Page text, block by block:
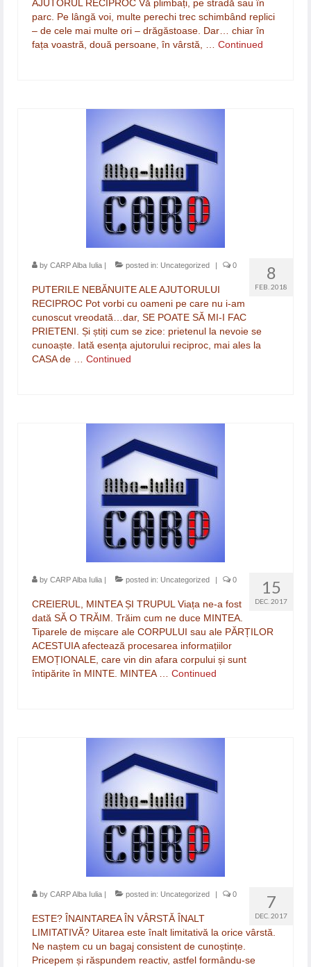
AJUTORUL RECIPROC Vă plimbați, pe stradă sau în
parc. Pe lângă voi, multe perechi trec schimbând replici
– de cele mai multe ori – drăgăstoase. Dar… chiar în
fața voastră, două persoane, în vârstă, … Continued
8
FEB. 2018
by CARP Alba Iulia posted in: Uncategorized 0
PUTERILE NEBĂNUITE ALE AJUTORULUI
RECIPROC Pot vorbi cu oameni pe care nu i-am
cunoscut vreodată…dar, SE POATE SĂ MI-I FAC
PRIETENI. Și știți cum se zice: prietenul la nevoie se
cunoaște. Iată esența ajutorului reciproc, mai ales la
CASA de … Continued
15
DEC. 2017
by CARP Alba Iulia posted in: Uncategorized 0
CREIERUL, MINTEA ȘI TRUPUL Viața ne-a fost
dată SĂ O TRĂIM. Trăim cum ne duce MINTEA.
Tiparele de mișcare ale CORPULUI sau ale PĂRȚILOR
ACESTUIA afectează procesarea informațiilor
EMOȚIONALE, care vin din afara corpului și sunt
întipărite în MINTE. MINTEA … Continued
7
DEC. 2017
by CARP Alba Iulia posted in: Uncategorized 0
ESTE? ÎNAINTAREA ÎN VÂRSTĂ ÎNALT
LIMITATIVĂ? Uitarea este înalt limitativă la orice vârstă.
Ne naștem cu un bagaj consistent de cunoștințe.
Pricepem și răspundem reactiv, astfel formându-se